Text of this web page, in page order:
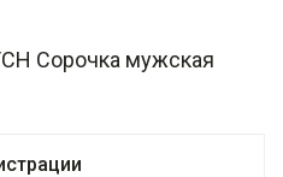
Сорочка мужская